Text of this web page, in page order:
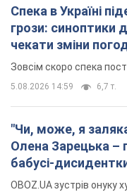
Спека в Україні
грози: синоптики
чекати зміни
Зовсім скоро спека
5.08.2026 14:59 6,7 т.
"Чи, може, я
Олена Зарецька –
бабусі-
критику Дмитра
OBOZ.UA зустрів онуку